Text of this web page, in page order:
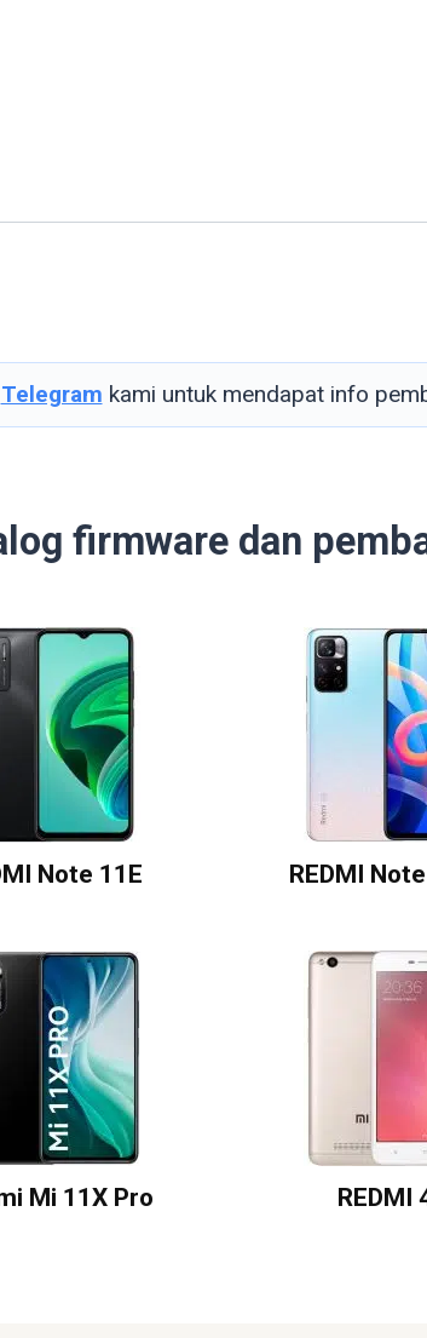
Telegram kami untuk mendapat info
firmware dan
Note 11E REDMI
Mi 11X Pro REDMI